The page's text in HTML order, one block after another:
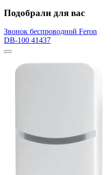
Подобрали для вас
Звонок беспроводной Feron
DB-100 41437